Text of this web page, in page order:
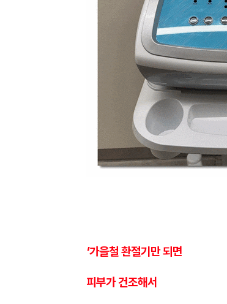
'가을철 환절기만 되면
피부가 건조해서